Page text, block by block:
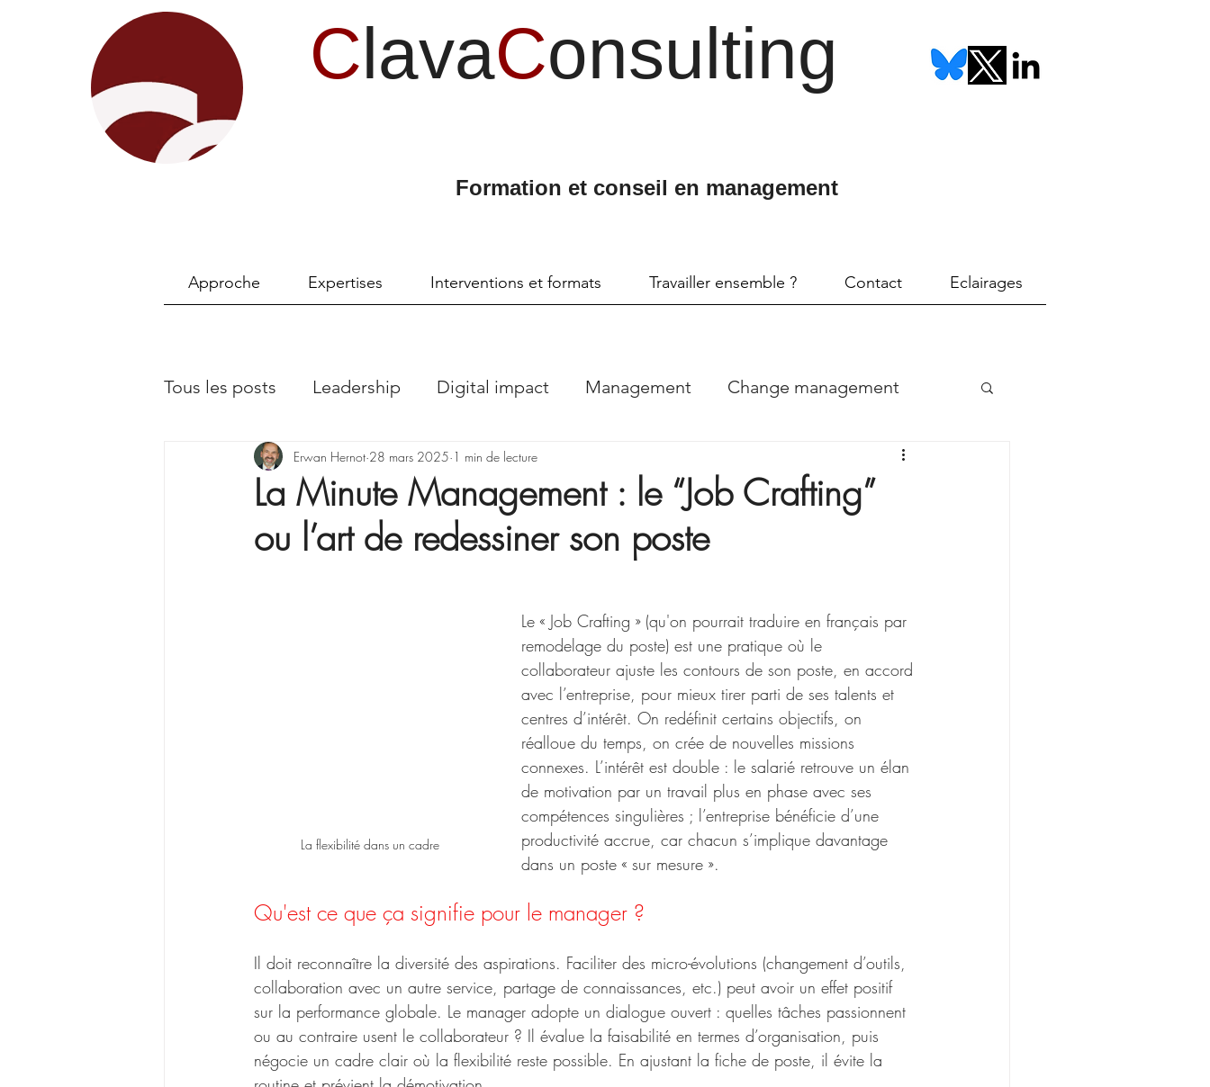
ClavaConsulting
Formation et conseil en management
Approche Expertises Interventions et formats Travailler ensemble ? Contact Eclairages
Tous les posts Leadership Digital impact Management Change management
X raisons pour ... Learning & Development
La Minute Management Gestion de projet
La Minute Management : le “Job Crafting”
ou l’art de redessiner son poste
Erwan Hernot 28 mars 2025 1 min de lecture
La flexibilité dans un cadre
Le « Job Crafting » (qu'on pourrait traduire en français par
remodelage du poste) est une pratique où le
collaborateur ajuste les contours de son poste, en accord
avec l’entreprise, pour mieux tirer parti de ses talents et
centres d’intérêt. On redéfinit certains objectifs, on
réalloue du temps, on crée de nouvelles missions
connexes. L’intérêt est double : le salarié retrouve un élan
de motivation par un travail plus en phase avec ses
compétences singulières ; l’entreprise bénéficie d’une
productivité accrue, car chacun s’implique davantage
dans un poste « sur mesure ».
Qu'est ce que ça signifie pour le manager ?
Il doit reconnaître la diversité des aspirations. Faciliter des micro-évolutions (changement d’outils,
collaboration avec un autre service, partage de connaissances, etc.) peut avoir un effet positif
sur la performance globale. Le manager adopte un dialogue ouvert : quelles tâches passionnent
ou au contraire usent le collaborateur ? Il évalue la faisabilité en termes d’organisation, puis
négocie un cadre clair où la flexibilité reste possible. En ajustant la fiche de poste, il évite la